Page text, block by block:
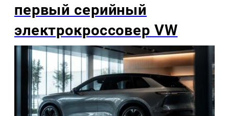
первый серийный
электрокроссовер VW